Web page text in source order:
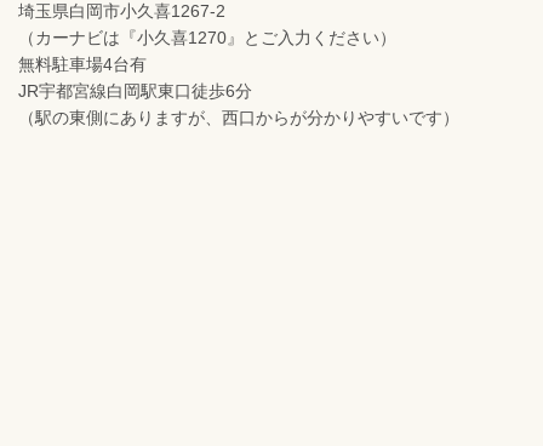
埼玉県白岡市小久喜1267-2
（カーナビは『小久喜1270』とご入力ください）
無料駐車場4台有
JR宇都宮線白岡駅東口徒歩6分
（駅の東側にありますが、西口からが分かりやすいです）